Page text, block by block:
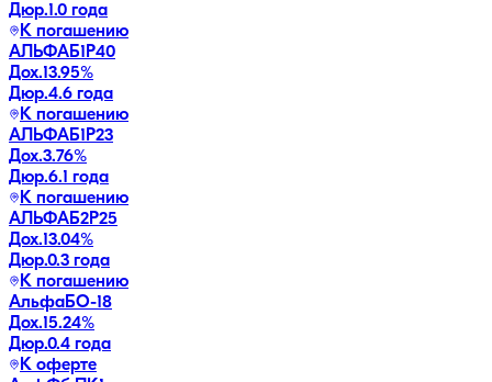
Дюр.1.0 года
К погашению
АЛЬФАБ1Р40
Дох.13.95%
Дюр.4.6 года
К погашению
АЛЬФАБ1Р23
Дох.3.76%
Дюр.6.1 года
К погашению
АЛЬФАБ2Р25
Дох.13.04%
Дюр.0.3 года
К погашению
АльфаБО-18
Дох.15.24%
Дюр.0.4 года
К оферте